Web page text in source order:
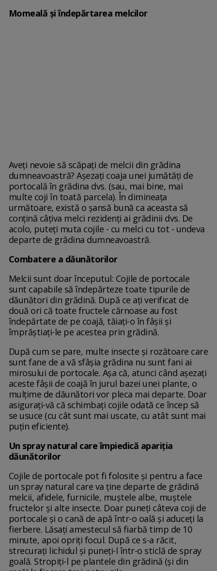
Momeală și îndepărtarea melcilor
Aveți nevoie să scăpați de melcii din grădina
dumneavoastră? Așezați coaja unei jumătăți de
portocală în grădina dvs. (sau, mai bine, mai
multe coji în toată parcela). În dimineața
următoare, există o șansă bună ca aceasta să
conțină câțiva melci rezidenți ai grădinii dvs. De
acolo, puteți muta cojile - cu melci cu tot - undeva
departe de grădina dumneavoastră.
Combatere a dăunătorilor
Melcii sunt doar începutul: Cojile de portocale
sunt capabile să îndepărteze toate tipurile de
dăunători din grădină. După ce ați verificat de
două ori că toate fructele cărnoase au fost
îndepărtate de pe coajă, tăiați-o în fâșii și
împrăștiați-le pe acestea prin grădină.
După cum se pare, multe insecte și rozătoare care
sunt fane de a vă sfâșia grădina nu sunt fani ai
mirosului de portocale. Așa că, atunci când așezați
aceste fâșii de coajă în jurul bazei unei plante, o
mulțime de dăunători vor pleca mai departe. Doar
asigurați-vă că schimbați cojile odată ce încep să
se usuce (cu cât sunt mai uscate, cu atât sunt mai
puțin eficiente).
Un spray natural care împiedică apariția
dăunătorilor
Cojile de portocale pot fi folosite și pentru a face
un spray natural care va ține departe de grădină
melcii, afidele, furnicile, muștele albe, muștele
fructelor și alte insecte. Doar puneți câteva coji de
portocale și o cană de apă într-o oală și aduceți la
fierbere. Lăsați amestecul să fiarbă timp de 10
minute, apoi opriți focul. După ce s-a răcit,
strecurați lichidul și puneți-l într-o sticlă de spray
goală. Stropiți-l pe plantele din grădină (și din